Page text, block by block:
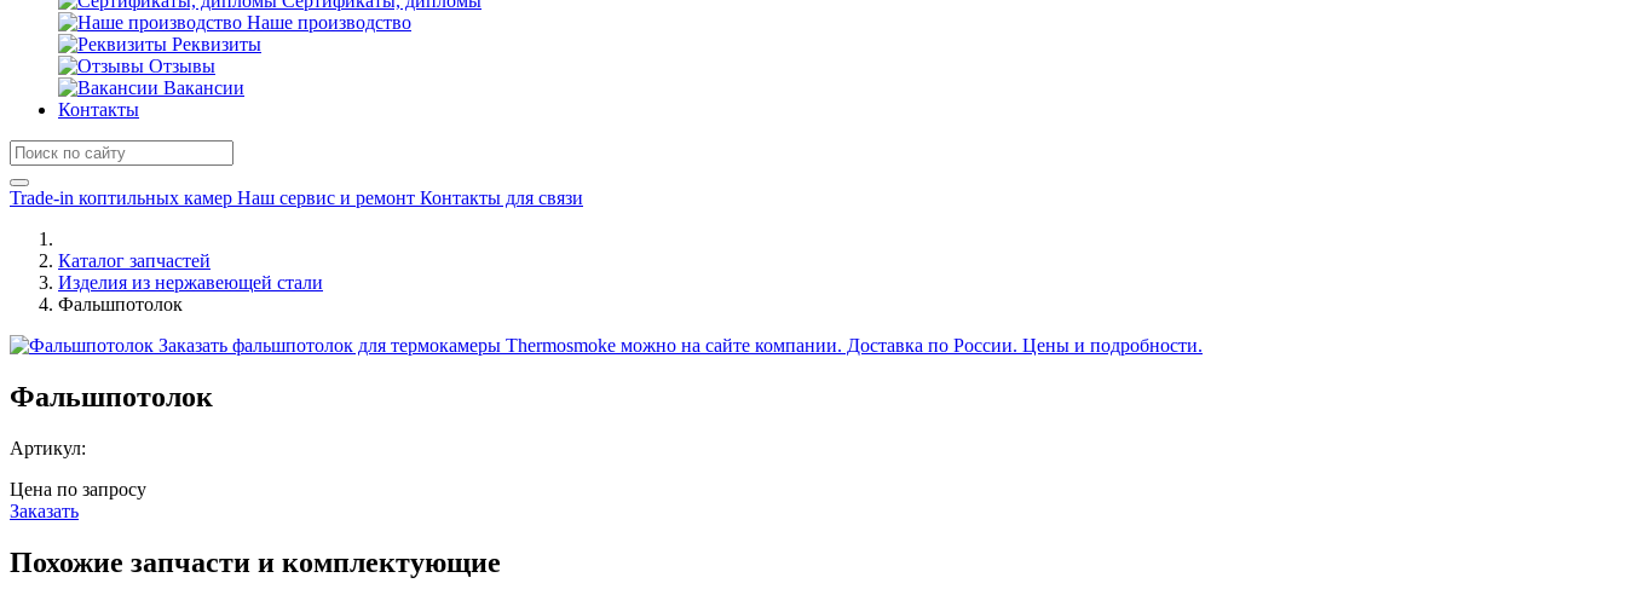
Наше производство
Реквизиты
Отзывы
Вакансии
Контакты
Trade-in коптильных камер Наш сервис и ремонт Контакты для связи
Каталог запчастей
Изделия из нержавеющей стали
Фальшпотолок
Заказать фальшпотолок для термокамеры Thermosmoke можно на сайте компании. Доставка по России. Цены и подробности.
Фальшпотолок
Артикул:
Цена по запросу
Заказать
Похожие запчасти и комплектующие